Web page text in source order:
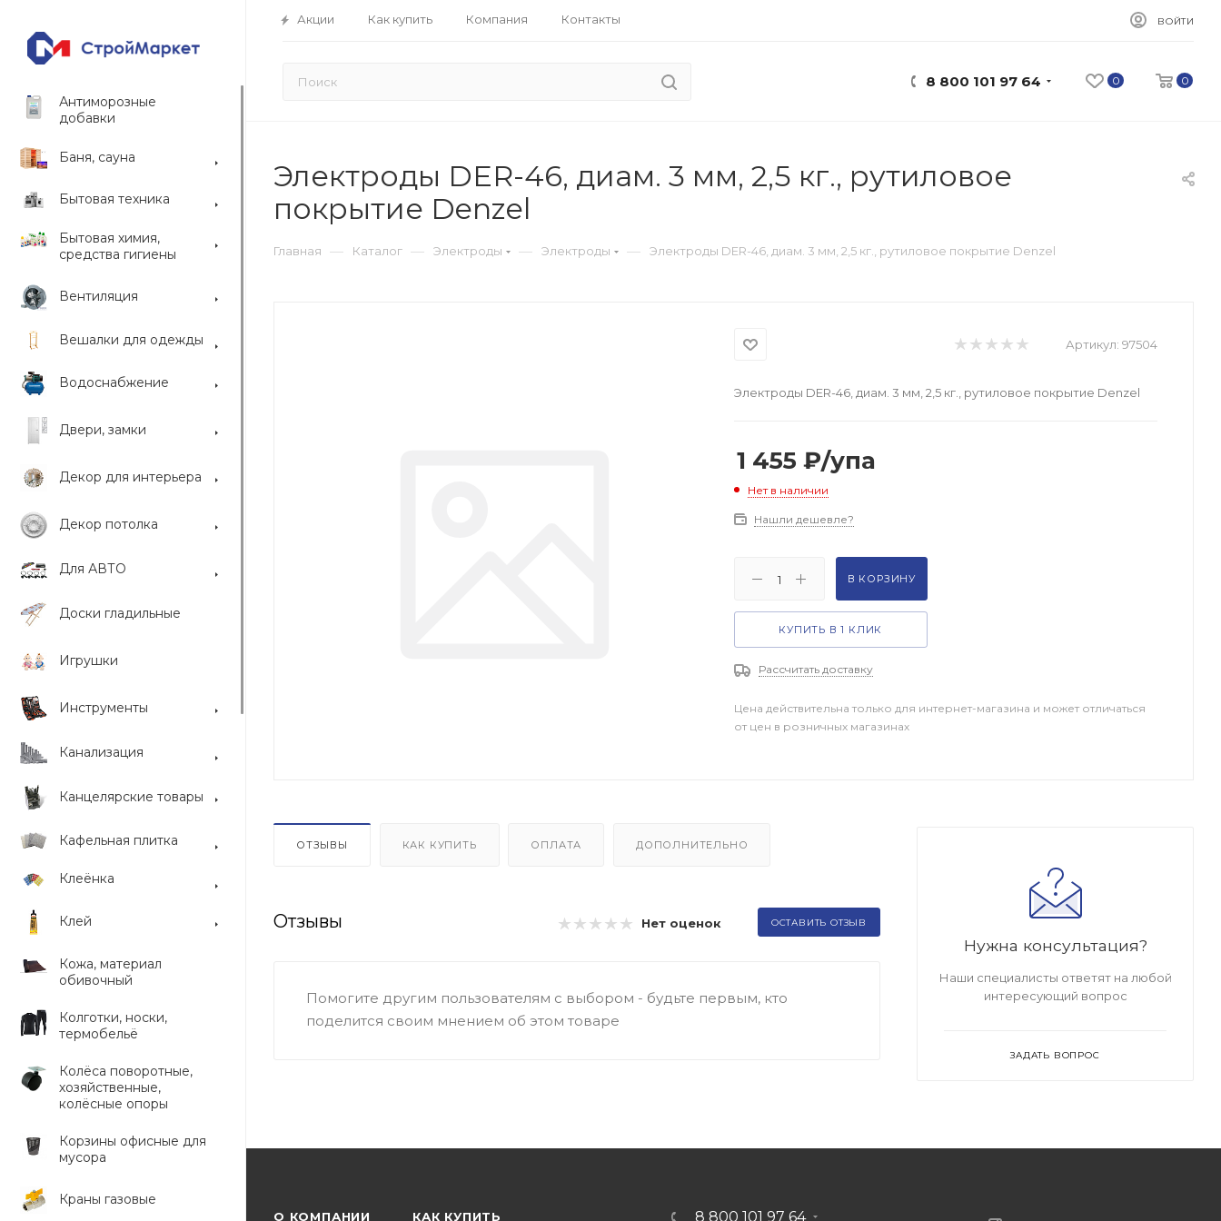
Акции Как купить Компания Контакты ВОЙТИ
0 0
8 800 101 97 64
Антиморозные
добавки
Баня, сауна
Бытовая техника
Бытовая химия,
средства гигиены
Вентиляция
Вешалки для одежды
Водоснабжение
Двери, замки
Декор для интерьера
Декор потолка
Для АВТО
Доски гладильные
Игрушки
Инструменты
Канализация
Канцелярские товары
Кафельная плитка
Клеёнка
Клей
Кожа, материал
обивочный
Колготки, носки,
термобельё
Колёса поворотные,
хозяйственные,
колёсные опоры
Корзины офисные для
мусора
Краны газовые
Электроды DER-46, диам. 3 мм, 2,5 кг., рутиловое
покрытие Denzel
Главная — Каталог — Электроды — Электроды — Электроды DER-46, диам. 3 мм, 2,5 кг., рутиловое покрытие Denzel
Артикул: 97504
Электроды DER-46, диам. 3 мм, 2,5 кг., рутиловое покрытие Denzel
1 455 ₽/упа
Нет в наличии
Нашли дешевле?
В КОРЗИНУ
КУПИТЬ В 1 КЛИК
Рассчитать доставку
Цена действительна только для интернет-магазина и может отличаться
от цен в розничных магазинах
ОТЗЫВЫ КАК КУПИТЬ ОПЛАТА ДОПОЛНИТЕЛЬНО
Отзывы Нет оценок ОСТАВИТЬ ОТЗЫВ
Помогите другим пользователям с выбором - будьте первым, кто
поделится своим мнением об этом товаре
Нужна консультация?
Наши специалисты ответят на любой
интересующий вопрос
ЗАДАТЬ ВОПРОС
О КОМПАНИИ КАК КУПИТЬ 8 800 101 97 64